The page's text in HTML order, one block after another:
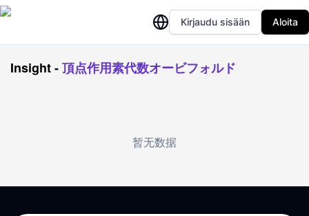
Kirjaudu sisään Aloita
Insight-頂点作用素代数オービフォルド
暂无数据